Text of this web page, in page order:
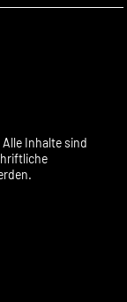
Alle Inhalte sind